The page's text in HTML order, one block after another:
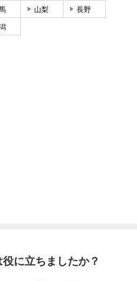
山梨 長野
に立ちましたか？